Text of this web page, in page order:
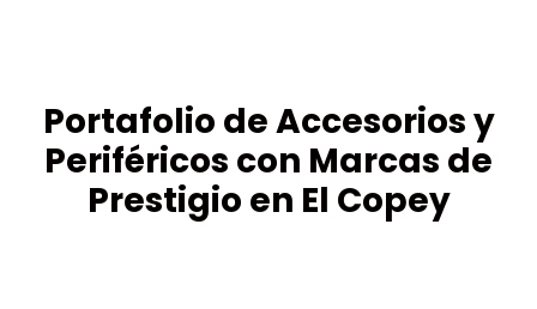
Portafolio de Accesorios y
Periféricos con Marcas de
Prestigio en El Copey